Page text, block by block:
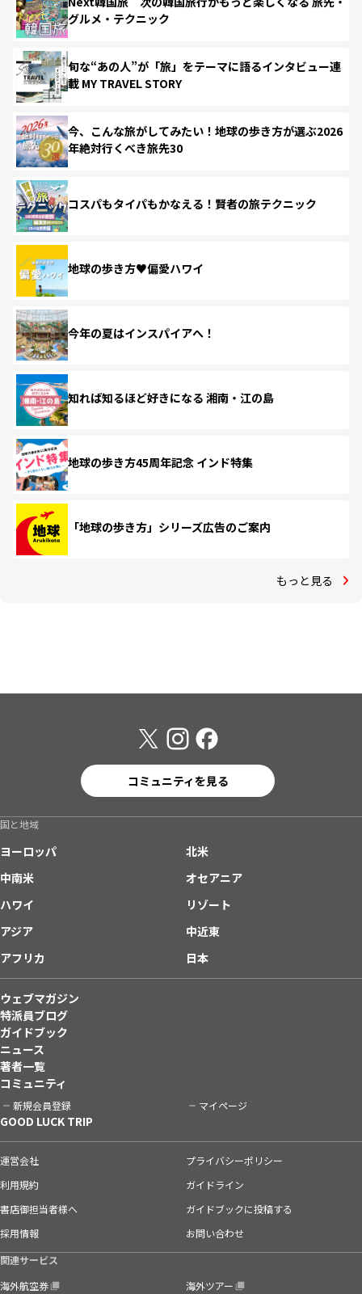
グルメ・テクニック
旬な“あの人”が「旅」をテーマに語るインタビュー連
載 MY TRAVEL STORY
今、こんな旅がしてみたい！地球の歩き方が選ぶ2026
年絶対行くべき旅先30
コスパもタイパもかなえる！賢者の旅テクニック
地球の歩き方♥偏愛ハワイ
今年の夏はインスパイアへ！
知れば知るほど好きになる 湘南・江の島
地球の歩き方45周年記念 インド特集
「地球の歩き方」シリーズ広告のご案内
もっと見る
コミュニティを見る
国と地域
ヨーロッパ
北米
中南米
オセアニア
ハワイ
リゾート
アジア
中近東
アフリカ
日本
ウェブマガジン
特派員ブログ
ガイドブック
ニュース
著者一覧
コミュニティ
新規会員登録 マイページ
GOOD LUCK TRIP
運営会社
プライバシーポリシー
利用規約
ガイドライン
書店御担当者様へ
ガイドブックに投稿する
採用情報
お問い合わせ
関連サービス
海外航空券
海外ツアー